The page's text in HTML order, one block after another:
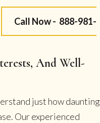
Call Now - 888-981-
And Well-
just how daunting
Our experienced